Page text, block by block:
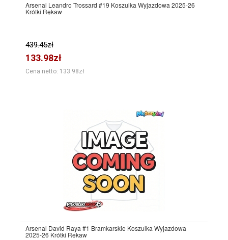
Arsenal Leandro Trossard #19 Koszulka Wyjazdowa 2025-26
Krótki Rękaw
439.45zł
133.98zł
Cena netto: 133.98zł
Arsenal David Raya #1 Bramkarskie Koszulka Wyjazdowa
2025-26 Krótki Rękaw